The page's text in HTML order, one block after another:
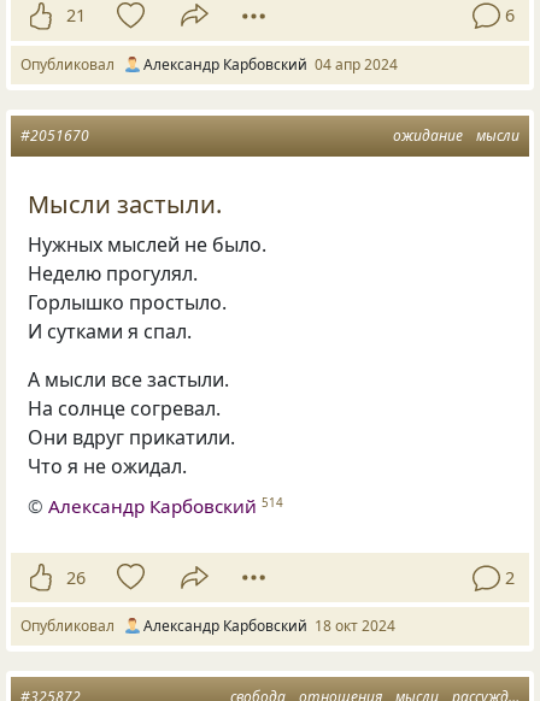
21 6
Опубликовал Александр Карбовский 04 апр 2024
ожидание мысли
#2051670
Мысли застыли.
Нужных мыслей не было.
Неделю прогулял.
Горлышко простыло.
И сутками я спал.
А мысли все застыли.
На солнце согревал.
Они вдруг прикатили.
Что я не ожидал.
©Александр Карбовский 514
26 2
Опубликовал Александр Карбовский 18 окт 2024